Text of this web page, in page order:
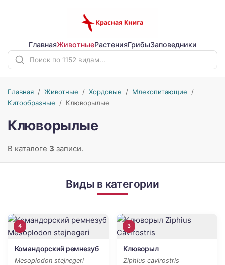
ГлавнаяЖивотныеРастенияГрибыЗаповедники
Главная / Животные / Хордовые / Млекопитающие /
Китообразные / Клюворылые
Клюворылые
В каталоге 3 записи.
Виды в категории
4
Командорский ремнезуб
Mesoplodon stejnegeri
3
Клюворыл
Ziphius cavirostris